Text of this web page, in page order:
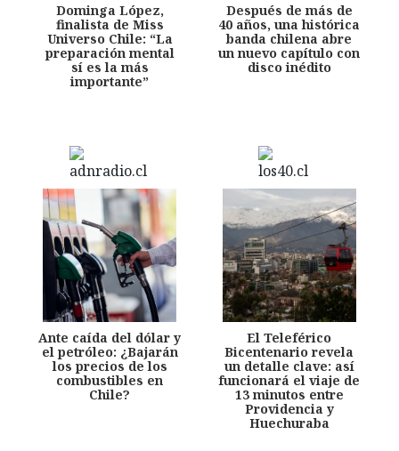
Dominga López,
finalista de Miss
Universo Chile: “La
preparación mental
sí es la más
importante”
Después de más de
40 años, una histórica
banda chilena abre
un nuevo capítulo con
disco inédito
Ante caída del dólar y
el petróleo: ¿Bajarán
los precios de los
combustibles en
Chile?
El Teleférico
Bicentenario revela
un detalle clave: así
funcionará el viaje de
13 minutos entre
Providencia y
Huechuraba